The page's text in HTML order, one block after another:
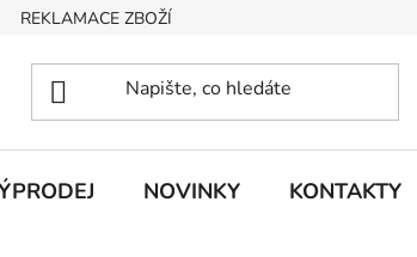
REKLAMACE ZBOŽÍ
NOVINKY KONTAKTY